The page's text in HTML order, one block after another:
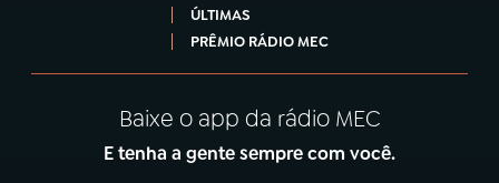
ÚLTIMAS
PRÊMIO RÁDIO MEC
Baixe o app da rádio MEC
E tenha a gente sempre com você.